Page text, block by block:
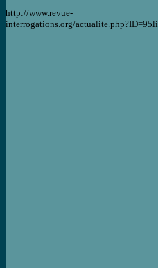
http://www.revue-
interrogations.org/actualite.php?ID=95li